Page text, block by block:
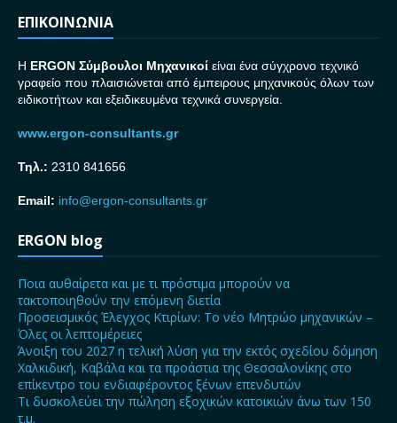
ΕΠΙΚΟΙΝΩΝΙΑ
H ERGON Σύμβουλοι Μηχανικοί είναι ένα σύγχρονο τεχνικό
γραφείο που πλαισιώνεται από έμπειρους μηχανικούς όλων των
ειδικοτήτων και εξειδικευμένα τεχνικά συνεργεία.
www.ergon-consultants.gr
Τηλ.: 2310 841656
Email: info@ergon-consultants.gr
ERGON blog
Ποια αυθαίρετα και με τι πρόστιμα μπορούν να
τακτοποιηθούν την επόμενη διετία
Προσεισμικός Έλεγχος Κτιρίων: Το νέο Μητρώο μηχανικών –
Όλες οι λεπτομέρειες
Άνοιξη του 2027 η τελική λύση για την εκτός σχεδίου δόμηση
Χαλκιδική, Καβάλα και τα προάστια της Θεσσαλονίκης στο
επίκεντρο του ενδιαφέροντος ξένων επενδυτών
Τι δυσκολεύει την πώληση εξοχικών κατοικιών άνω των 150
τ.μ.